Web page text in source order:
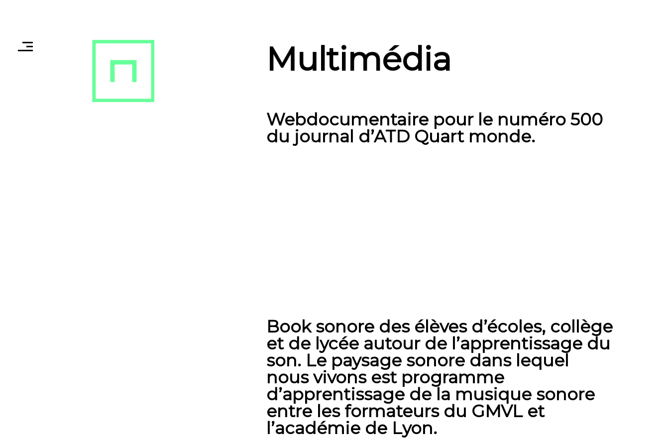
Multimédia
Webdocumentaire pour le numéro 500
du journal d’ATD Quart monde.
Book sonore des élèves d’écoles, collège
et de lycée autour de l’apprentissage du
son. Le paysage sonore dans lequel
nous vivons est programme
d’apprentissage de la musique sonore
entre les formateurs du GMVL et
l’académie de Lyon.